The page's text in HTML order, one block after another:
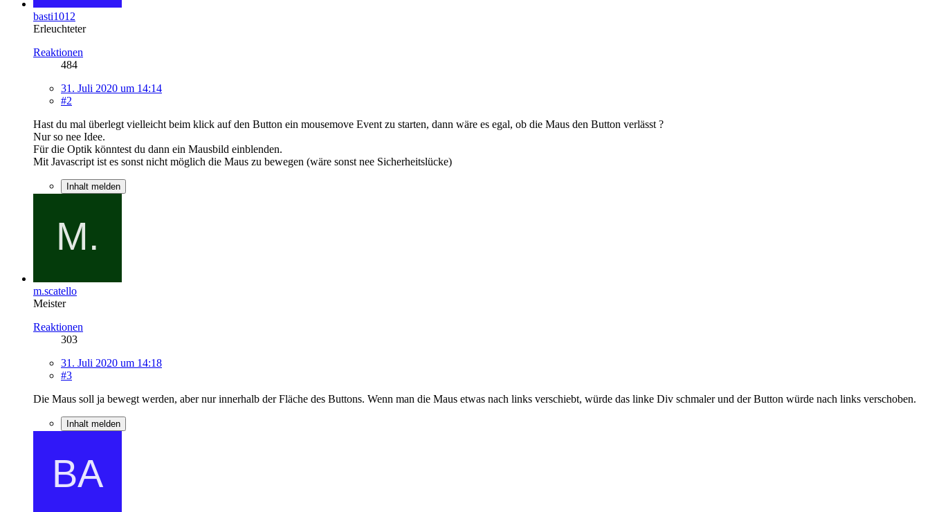
basti1012
Erleuchteter
Reaktionen
484
31. Juli 2020 um 14:14
#2
Hast du mal überlegt vielleicht beim klick auf den Button ein mousemove Event zu starten, dann wäre es egal, ob die Maus den Button verlässt ?
Nur so nee Idee.
Für die Optik könntest du dann ein Mausbild einblenden.
Mit Javascript ist es sonst nicht möglich die Maus zu bewegen (wäre sonst nee Sicherheitslücke)
Inhalt melden
m.scatello
Meister
Reaktionen
303
31. Juli 2020 um 14:18
#3
Die Maus soll ja bewegt werden, aber nur innerhalb der Fläche des Buttons. Wenn man die Maus etwas nach links verschiebt, würde das linke Div schmaler und der Button würde nach links verschoben.
Inhalt melden